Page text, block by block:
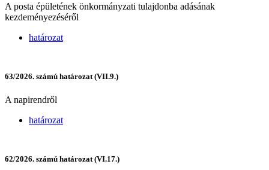
A posta épületének önkormányzati tulajdonba adásának
kezdeményezéséről
határozat
63/2026. számú határozat (VII.9.)
A napirendről
határozat
62/2026. számú határozat (VI.17.)